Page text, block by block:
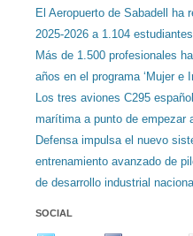
El Aeropuerto de Sabadell ha
2025-2026 a 1.104 estudiantes
Más de 1.500 profesionales
años en el programa ‘Mujer e
Los tres aviones C295
marítima a punto de empezar
Defensa impulsa el nuevo
entrenamiento avanzado de
de desarrollo industrial
SOCIAL